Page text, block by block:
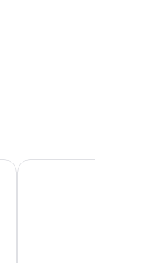
Grand Inna Medan